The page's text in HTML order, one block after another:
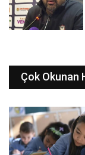
Çok Okunan